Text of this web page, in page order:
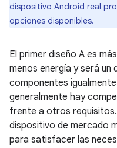
dispositivo Android real
opciones disponibles.
El primer diseño A es
menos energía y será un
componentes
generalmente hay
frente a otros
dispositivo de mercado
para satisfacer las